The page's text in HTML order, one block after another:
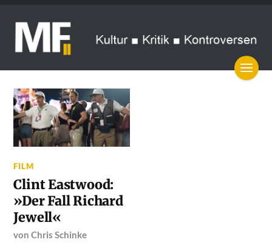
FILM
Clint Eastwood:
»Der Fall Richard
Jewell«
vonChris Schinke